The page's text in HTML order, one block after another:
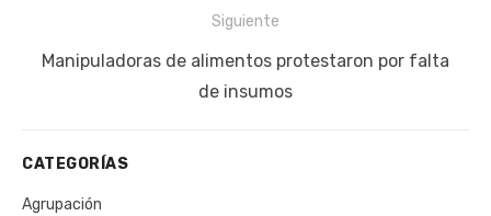
Siguiente
Siguiente
Manipuladoras de alimentos protestaron por falta
de insumos
CATEGORÍAS
Agrupación